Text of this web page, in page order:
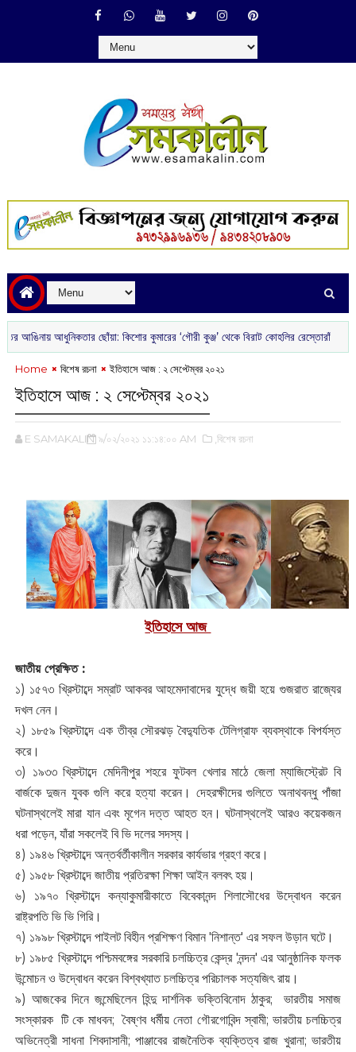
আধুনিকতার ছোঁয়া: কিশোর কুমারের ‘গৌরী কুঞ্জ’ থেকে বিরাট কোহলির রেস্তোরাঁ
Home বিশেষ রচনা ইতিহাসে আজ : ২ সেপ্টেম্বর ২০২১
ইতিহাসে আজ : ২ সেপ্টেম্বর ২০২১
E SAMAKALIN ৯/০২/২০২১ ১১:১৪:০০ AM ,বিশেষ রচনা
ইতিহাসে আজ
জাতীয় প্রেক্ষিত :
১) ১৫৭৩ খ্রিস্টাব্দে সম্রাট আকবর আহমেদাবাদের যুদ্ধে জয়ী হয়ে গুজরাত রাজ্যের
দখল নেন।
২) ১৮৫৯ খ্রিস্টাব্দে এক তীব্র সৌরঝড় বৈদ্যুতিক টেলিগ্রাফ ব্যবস্থাকে বিপর্যস্ত
করে।
৩) ১৯৩৩ খ্রিস্টাব্দে মেদিনীপুর শহরে ফুটবল খেলার মাঠে জেলা ম্যাজিস্ট্রেট বি
বার্জকে দুজন যুবক গুলি করে হত্যা করেন। দেহরক্ষীদের গুলিতে অনাথবন্ধু পাঁজা
ঘটনাস্থলেই মারা যান এবং মৃগেন দত্ত আহত হন। ঘটনাস্থলেই আরও কয়েকজন
ধরা পড়েন, যাঁরা সকলেই বি ভি দলের সদস্য।
৪) ১৯৪৬ খ্রিস্টাব্দে অন্তর্বর্তীকালীন সরকার কার্যভার গ্রহণ করে।
৫) ১৯৫৮ খ্রিস্টাব্দে জাতীয় প্রতিরক্ষা শিক্ষা আইন বলবৎ হয়।
৬) ১৯৭০ খ্রিস্টাব্দে কন্যাকুমারীকাতে বিবেকানন্দ শিলাসৌধের উদ্বোধন করেন
রাষ্ট্রপতি ভি ভি গিরি।
৭) ১৯৯৮ খ্রিস্টাব্দে পাইলট বিহীন প্রশিক্ষণ বিমান 'নিশান্ত' এর সফল উড়ান ঘটে।
৮) ১৯৮৫ খ্রিস্টাব্দে পশ্চিমবঙ্গের সরকারি চলচ্চিত্র কেন্দ্র 'নন্দন' এর আনুষ্ঠানিক ফলক
উন্মোচন ও উদ্বোধন করেন বিশ্বখ্যাত চলচ্চিত্র পরিচালক সত্যজিৎ রায়।
৯) আজকের দিনে জন্মেছিলেন হিন্দু দার্শনিক ভক্তিবিনোদ ঠাকুর; ভারতীয় সমাজ
সংস্কারক টি কে মাধবন; বৈষ্ণব ধর্মীয় নেতা গৌরগোবিন্দ স্বামী; ভারতীয় চলচ্চিত্র
অভিনেত্রী সাধনা শিবদাসানী; পাঞ্জাবের রাজনৈতিক ব্যক্তিত্ব রাজ খুরানা; ভারতীয়